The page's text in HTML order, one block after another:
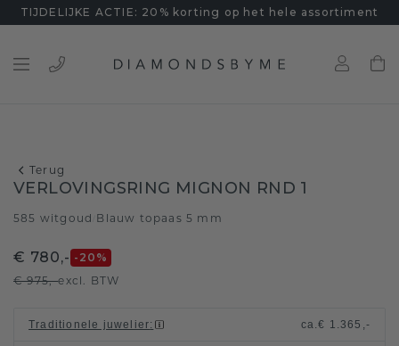
TIJDELIJKE ACTIE: 20% korting op het hele assortiment
Terug
VERLOVINGSRING MIGNON RND 1
585 witgoud Blauw topaas 5 mm
€ 780,- -20 %
€ 975,-excl. BTW
Traditionele juwelier: ca.€ 1.365,-